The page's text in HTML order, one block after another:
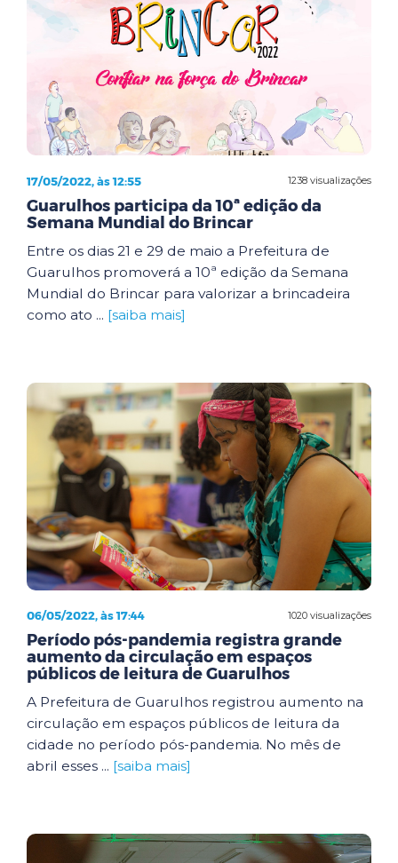
1238 visualizações
17/05/2022, às 12:55
Guarulhos participa da 10ª edição da
Semana Mundial do Brincar
Entre os dias 21 e 29 de maio a Prefeitura de
Guarulhos promoverá a 10ª edição da Semana
Mundial do Brincar para valorizar a brincadeira
como ato ... [saiba mais]
1020 visualizações
06/05/2022, às 17:44
Período pós-pandemia registra grande
aumento da circulação em espaços
públicos de leitura de Guarulhos
A Prefeitura de Guarulhos registrou aumento na
circulação em espaços públicos de leitura da
cidade no período pós-pandemia. No mês de
abril esses ... [saiba mais]